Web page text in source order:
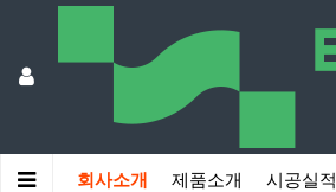
회사소개 제품소개 시공실적